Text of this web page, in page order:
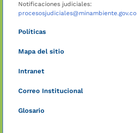
Notificaciones judiciales:
procesosjudiciales@minambiente.gov.co
Políticas
Mapa del sitio
Intranet
Correo Institucional
Glosario